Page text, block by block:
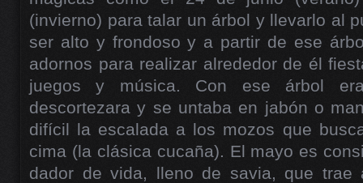
(invierno) para talar un árbol y llevarlo al
ser alto y frondoso y a partir de ese
adornos para realizar alrededor de él
juegos y música. Con ese árbol
descortezara y se untaba en jabón o
difícil la escalada a los mozos que
cima (la clásica cucaña). El mayo es
dador de vida, lleno de savia, que trae